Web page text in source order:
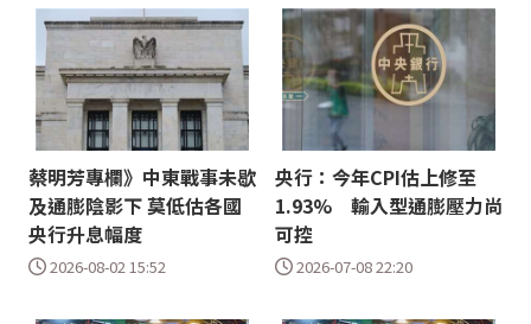
蔡明芳專欄》中東戰事未歇
及通膨陰影下 莫低估各國
央行升息幅度
2026-08-02 15:52
央行：今年CPI估上修至
1.93% 輸入型通膨壓力尚
可控
2026-07-08 22:20